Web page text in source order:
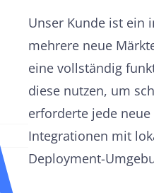
Unser Kunde ist ein
mehrere neue
eine vollständig
diese nutzen, um
erforderte jede
Integrationen mit
Deployment-